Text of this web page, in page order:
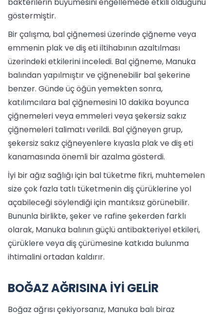
göstermiştir.
Bir çalışma, bal çiğnemesi üzerinde çiğneme veya
emmenin plak ve diş eti iltihabının azaltılması
üzerindeki etkilerini inceledi. Bal çiğneme, Manuka
balından yapılmıştır ve çiğnenebilir bal şekerine
benzer. Günde üç öğün yemekten sonra,
katılımcılara bal çiğnemesini 10 dakika boyunca
çiğnemeleri veya emmeleri veya şekersiz sakız
çiğnemeleri talimatı verildi. Bal çiğneyen grup,
şekersiz sakız çiğneyenlere kıyasla plak ve diş eti
kanamasında önemli bir azalma gösterdi.
İyi bir ağız sağlığı için bal tüketme fikri, muhtemelen
size çok fazla tatlı tüketmenin diş çürüklerine yol
açabileceği söylendiği için mantıksız görünebilir.
Bununla birlikte, şeker ve rafine şekerden farklı
olarak, Manuka balının güçlü antibakteriyel etkileri,
çürüklere veya diş çürümesine katkıda bulunma
ihtimalini ortadan kaldırır.
BOĞAZ AĞRISINA İYİ GELİR
Boğaz ağrısı çekiyorsanız, Manuka balı biraz